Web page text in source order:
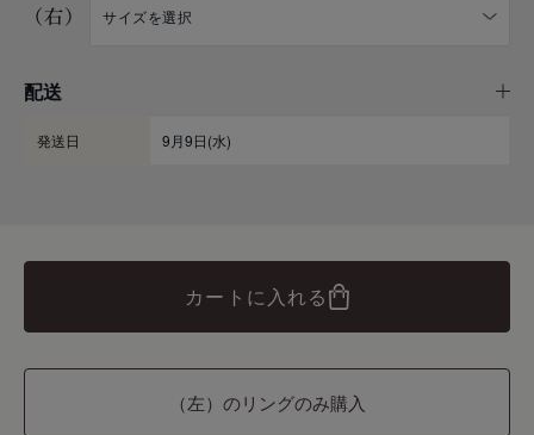
（右）
配送
発送日 9月9日(水)
カートに入れる
（左）のリングのみ購入